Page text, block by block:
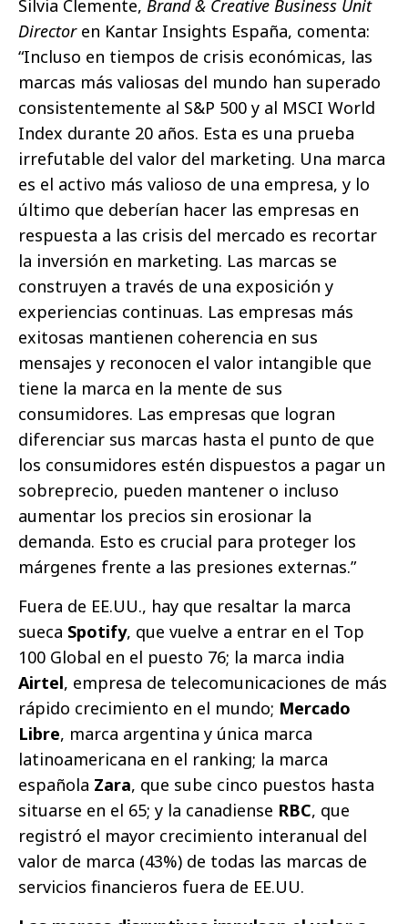
Silvia Clemente, Brand & Creative Business Unit
Directoren Kantar Insights España, comenta:
“Incluso en tiempos de crisis económicas, las
marcas más valiosas del mundo han superado
consistentemente al S&P 500 y al MSCI World
Index durante 20 años. Esta es una prueba
irrefutable del valor del marketing. Una marca
es el activo más valioso de una empresa, y lo
último que deberían hacer las empresas en
respuesta a las crisis del mercado es recortar
la inversión en marketing. Las marcas se
construyen a través de una exposición y
experiencias continuas. Las empresas más
exitosas mantienen coherencia en sus
mensajes y reconocen el valor intangible que
tiene la marca en la mente de sus
consumidores. Las empresas que logran
diferenciar sus marcas hasta el punto de que
los consumidores estén dispuestos a pagar un
sobreprecio, pueden mantener o incluso
aumentar los precios sin erosionar la
demanda. Esto es crucial para proteger los
márgenes frente a las presiones externas.”
Fuera de EE.UU., hay que resaltar la marca
sueca Spotify, que vuelve a entrar en el Top
100 Global en el puesto 76; la marca india
Airtel, empresa de telecomunicaciones de más
rápido crecimiento en el mundo; Mercado
Libre, marca argentina y única marca
latinoamericana en el ranking; la marca
española Zara, que sube cinco puestos hasta
situarse en el 65; y la canadiense RBC, que
registró el mayor crecimiento interanual del
valor de marca (43%) de todas las marcas de
servicios financieros fuera de EE.UU.